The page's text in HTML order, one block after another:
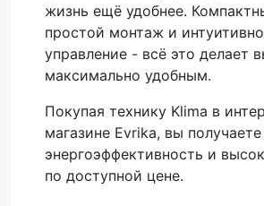
жизнь ещё удобнее.
простой монтаж и
управление - всё это делает
максимально удобным.
Покупая технику Klima в
магазине Evrika, вы
энергоэффективность и
по доступной цене.